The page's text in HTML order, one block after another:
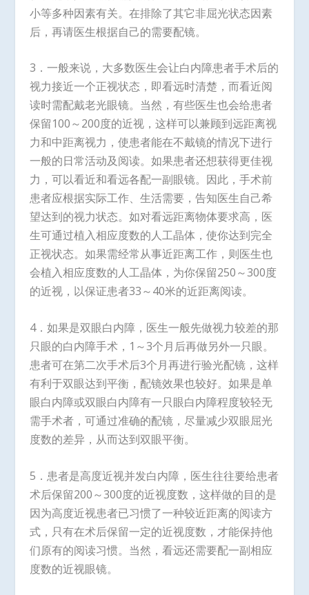
小等多种因素有关。在排除了其它非屈光状态因素
后，再请医生根据自己的需要配镜。
3．一般来说，大多数医生会让白内障患者手术后的
视力接近一个正视状态，即看远时清楚，而看近阅
读时需配戴老光眼镜。当然，有些医生也会给患者
保留100～200度的近视，这样可以兼顾到远距离视
力和中距离视力，使患者能在不戴镜的情况下进行
一般的日常活动及阅读。如果患者还想获得更佳视
力，可以看近和看远各配一副眼镜。因此，手术前
患者应根据实际工作、生活需要，告知医生自己希
望达到的视力状态。如对看远距离物体要求高，医
生可通过植入相应度数的人工晶体，使你达到完全
正视状态。如果需经常从事近距离工作，则医生也
会植入相应度数的人工晶体，为你保留250～300度
的近视，以保证患者33～40米的近距离阅读。
4．如果是双眼白内障，医生一般先做视力较差的那
只眼的白内障手术，1～3个月后再做另外一只眼。
患者可在第二次手术后3个月再进行验光配镜，这样
有利于双眼达到平衡，配镜效果也较好。如果是单
眼白内障或双眼白内障有一只眼白内障程度较轻无
需手术者，可通过准确的配镜，尽量减少双眼屈光
度数的差异，从而达到双眼平衡。
5．患者是高度近视并发白内障，医生往往要给患者
术后保留200～300度的近视度数，这样做的目的是
因为高度近视患者已习惯了一种较近距离的阅读方
式，只有在术后保留一定的近视度数，才能保持他
们原有的阅读习惯。当然，看远还需要配一副相应
度数的近视眼镜。